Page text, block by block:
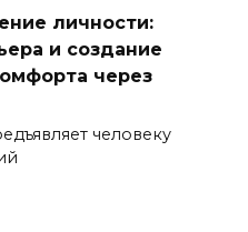
личности:
и создание
через
человеку